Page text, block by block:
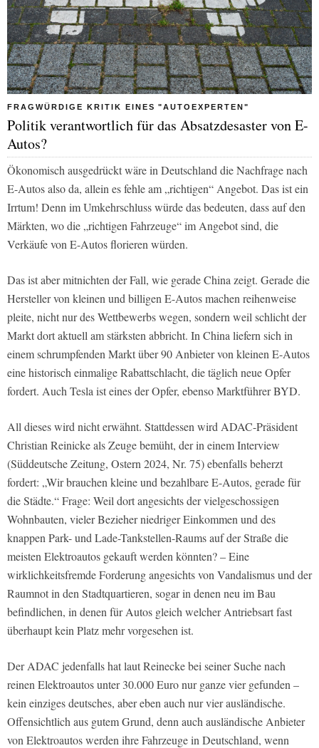
FRAGWÜRDIGE KRITIK EINES "AUTOEXPERTEN"
Politik verantwortlich für das Absatzdesaster von E-
Autos?
Ökonomisch ausgedrückt wäre in Deutschland die Nachfrage nach
E-Autos also da, allein es fehle am „richtigen“ Angebot. Das ist ein
Irrtum! Denn im Umkehrschluss würde das bedeuten, dass auf den
Märkten, wo die „richtigen Fahrzeuge“ im Angebot sind, die
Verkäufe von E-Autos florieren würden.
Das ist aber mitnichten der Fall, wie gerade China zeigt. Gerade die
Hersteller von kleinen und billigen E-Autos machen reihenweise
pleite, nicht nur des Wettbewerbs wegen, sondern weil schlicht der
Markt dort aktuell am stärksten abbricht. In China liefern sich in
einem schrumpfenden Markt über 90 Anbieter von kleinen E-Autos
eine historisch einmalige Rabattschlacht, die täglich neue Opfer
fordert. Auch Tesla ist eines der Opfer, ebenso Marktführer BYD.
All dieses wird nicht erwähnt. Stattdessen wird ADAC-Präsident
Christian Reinicke als Zeuge bemüht, der in einem Interview
(Süddeutsche Zeitung, Ostern 2024, Nr. 75) ebenfalls beherzt
fordert: „Wir brauchen kleine und bezahlbare E-Autos, gerade für
die Städte.“ Frage: Weil dort angesichts der vielgeschossigen
Wohnbauten, vieler Bezieher niedriger Einkommen und des
knappen Park- und Lade-Tankstellen-Raums auf der Straße die
meisten Elektroautos gekauft werden könnten? – Eine
wirklichkeitsfremde Forderung angesichts von Vandalismus und der
Raumnot in den Stadtquartieren, sogar in denen neu im Bau
befindlichen, in denen für Autos gleich welcher Antriebsart fast
überhaupt kein Platz mehr vorgesehen ist.
Der ADAC jedenfalls hat laut Reinecke bei seiner Suche nach
reinen Elektroautos unter 30.000 Euro nur ganze vier gefunden –
kein einziges deutsches, aber eben auch nur vier ausländische.
Offensichtlich aus gutem Grund, denn auch ausländische Anbieter
von Elektroautos werden ihre Fahrzeuge in Deutschland, wenn